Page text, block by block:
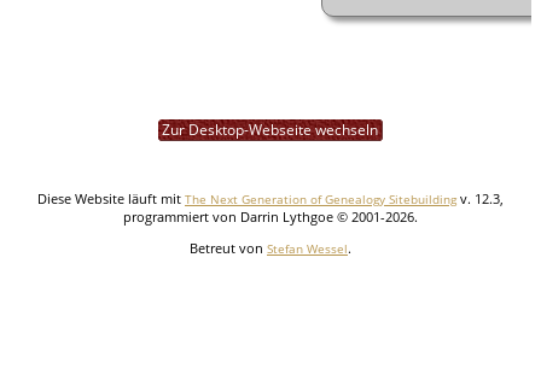
Zur Desktop-Webseite wechseln
Diese Website läuft mit The Next Generation of Genealogy Sitebuilding v. 12.3,
programmiert von Darrin Lythgoe © 2001-2026.
Betreut von Stefan Wessel.